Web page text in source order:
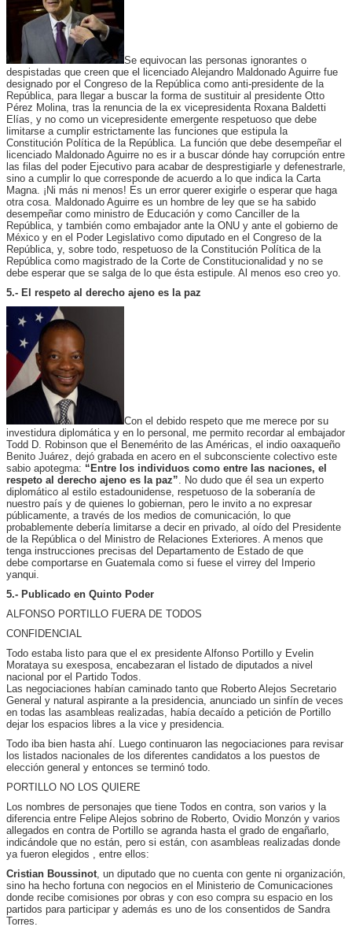
Se equivocan las personas ignorantes o
despistadas que creen que el licenciado Alejandro Maldonado Aguirre fue
designado por el Congreso de la República como anti-presidente de la
República, para llegar a buscar la forma de sustituir al presidente Otto
Pérez Molina, tras la renuncia de la ex vicepresidenta Roxana Baldetti
Elías, y no como un vicepresidente emergente respetuoso que debe
limitarse a cumplir estrictamente las funciones que estipula la
Constitución Política de la República. La función que debe desempeñar el
licenciado Maldonado Aguirre no es ir a buscar dónde hay corrupción entre
las filas del poder Ejecutivo para acabar de desprestigiarle y defenestrarle,
sino a cumplir lo que corresponde de acuerdo a lo que indica la Carta
Magna. ¡Ni más ni menos! Es un error querer exigirle o esperar que haga
otra cosa. Maldonado Aguirre es un hombre de ley que se ha sabido
desempeñar como ministro de Educación y como Canciller de la
República, y también como embajador ante la ONU y ante el gobierno de
México y en el Poder Legislativo como diputado en el Congreso de la
República, y, sobre todo, respetuoso de la Constitución Política de la
República como magistrado de la Corte de Constitucionalidad y no se
debe esperar que se salga de lo que ésta estipule. Al menos eso creo yo.
5.- El respeto al derecho ajeno es la paz
Con el debido respeto que me merece por su
investidura diplomática y en lo personal, me permito recordar al embajador
Todd D. Robinson que el Benemérito de las Américas, el indio oaxaqueño
Benito Juárez, dejó grabada en acero en el subconsciente colectivo este
sabio apotegma: “Entre los individuos como entre las naciones, el
respeto al derecho ajeno es la paz”. No dudo que él sea un experto
diplomático al estilo estadounidense, respetuoso de la soberanía de
nuestro país y de quienes lo gobiernan, pero le invito a no expresar
públicamente, a través de los medios de comunicación, lo que
probablemente debería limitarse a decir en privado, al oído del Presidente
de la República o del Ministro de Relaciones Exteriores. A menos que
tenga instrucciones precisas del Departamento de Estado de que
debe comportarse en Guatemala como si fuese el virrey del Imperio
yanqui.
5.- Publicado en Quinto Poder
ALFONSO PORTILLO FUERA DE TODOS
CONFIDENCIAL
Todo estaba listo para que el ex presidente Alfonso Portillo y Evelin
Morataya su exesposa, encabezaran el listado de diputados a nivel
nacional por el Partido Todos.
Las negociaciones habían caminado tanto que Roberto Alejos Secretario
General y natural aspirante a la presidencia, anunciado un sinfín de veces
en todas las asambleas realizadas, había decaído a petición de Portillo
dejar los espacios libres a la vice y presidencia.
Todo iba bien hasta ahí. Luego continuaron las negociaciones para revisar
los listados nacionales de los diferentes candidatos a los puestos de
elección general y entonces se terminó todo.
PORTILLO NO LOS QUIERE
Los nombres de personajes que tiene Todos en contra, son varios y la
diferencia entre Felipe Alejos sobrino de Roberto, Ovidio Monzón y varios
allegados en contra de Portillo se agranda hasta el grado de engañarlo,
indicándole que no están, pero si están, con asambleas realizadas donde
ya fueron elegidos , entre ellos:
Cristian Boussinot, un diputado que no cuenta con gente ni organización,
sino ha hecho fortuna con negocios en el Ministerio de Comunicaciones
donde recibe comisiones por obras y con eso compra su espacio en los
partidos para participar y además es uno de los consentidos de Sandra
Torres.